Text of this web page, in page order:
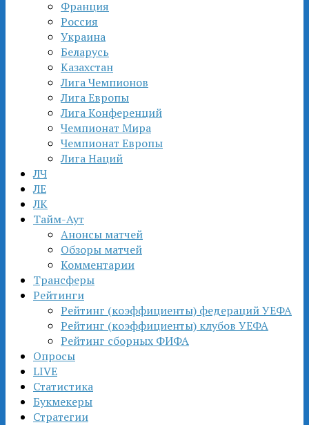
Франция
Россия
Украина
Беларусь
Казахстан
Лига Чемпионов
Лига Европы
Лига Конференций
Чемпионат Мира
Чемпионат Европы
Лига Наций
ЛЧ
ЛЕ
ЛК
Тайм-Аут
Анонсы матчей
Обзоры матчей
Комментарии
Трансферы
Рейтинги
Рейтинг (коэффициенты) федераций УЕФА
Рейтинг (коэффициенты) клубов УЕФА
Рейтинг сборных ФИФА
Опросы
LIVE
Статистика
Букмекеры
Стратегии